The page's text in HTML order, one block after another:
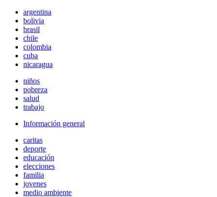
argentina
bolivia
brasil
chile
colombia
cuba
nicaragua
niños
pobreza
salud
trabajo
Información general
caritas
deporte
educación
elecciones
familia
jovenes
medio ambiente